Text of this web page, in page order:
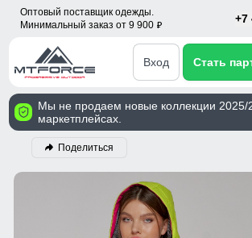
Оптовый поставщик одежды.
Минимальный заказ от 9 900 p
+7
Вход Стать
Мы не продаем новые коллекции 2025/
маркетплейсах.
Поделиться